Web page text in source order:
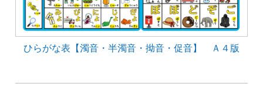
ひらがな表【濁音・半濁音・拗音・促音】 Ａ４版